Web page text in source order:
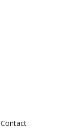
Contact